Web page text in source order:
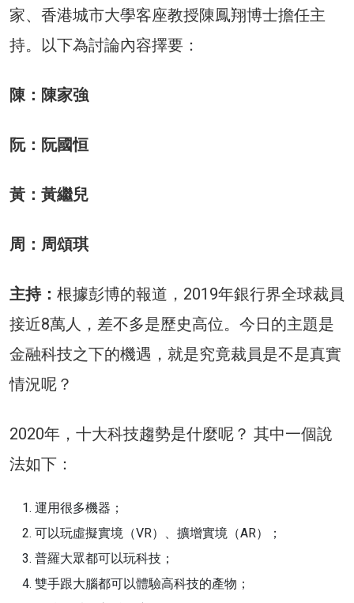
家、香港城市大學客座教授陳鳳翔博士擔任主
持。以下為討論內容擇要：
陳：陳家強
阮：阮國恒
黃：黃繼兒
周：周頌琪
主持： 根據彭博的報道，2019年銀行界全球裁員
接近8萬人，差不多是歷史高位。今日的主題是
金融科技之下的機遇，就是究竟裁員是不是真實
情況呢？
2020年，十大科技趨勢是什麼呢？ 其中一個說
法如下：
運用很多機器；
可以玩虛擬實境（VR）、擴增實境（AR）；
普羅大眾都可以玩科技；
雙手跟大腦都可以體驗高科技的產物；